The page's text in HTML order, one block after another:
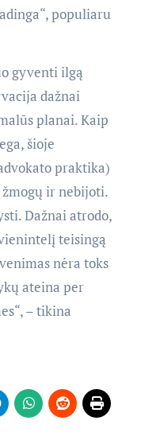
populiaru
gyventi ilgą
dažnai
planai. Kaip
šioje
praktika)
ir nebijoti.
Dažnai atrodo,
teisingą
nėra toks
ateina per
– tikina